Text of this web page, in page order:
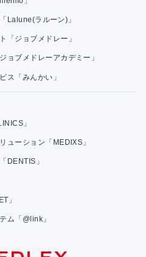
Lalune(ラルーン)」
「ジョブメドレー」
ョブメドレーアカデミー」
ス「みんかい」
」
ューション「MEDIXS」
DENTIS」
」
ム「@link」